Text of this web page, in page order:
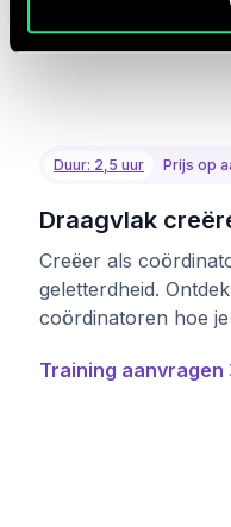
Duur: 2,5 uur Prijs op
Draagvlak
Creëer als
geletterdheid.
coördinatoren hoe
Training aanvragen